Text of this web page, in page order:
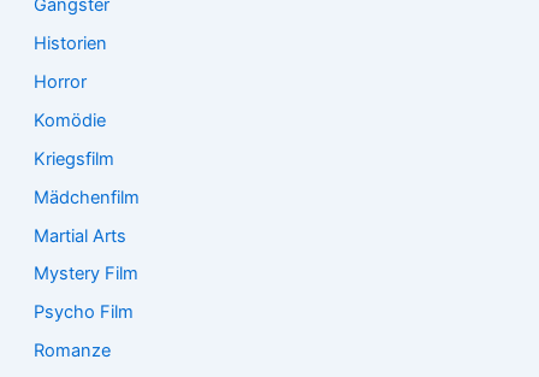
Gangster
Historien
Horror
Komödie
Kriegsfilm
Mädchenfilm
Martial Arts
Mystery Film
Psycho Film
Romanze